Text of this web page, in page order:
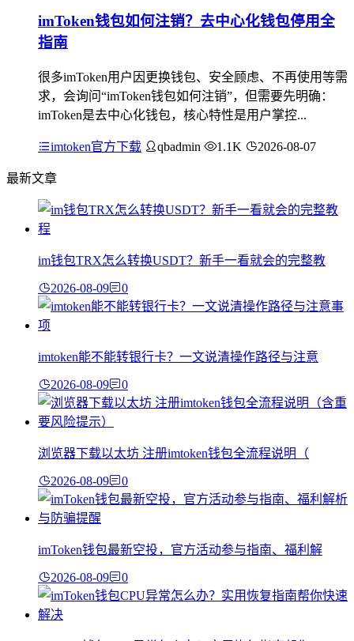
imToken钱包如何注销？去中心化钱包停用全
指南
很多imToken用户因更换钱包、安全顾虑、不再使用等需
求，会询问“imToken钱包如何注销”，但需要先明确：
imToken是去中心化钱包，核心特性是用户掌控...
imtoken官方下载 qbadmin 1.1K 2026-08-07
最新文章
im钱包TRX怎么转换USDT？新手一看就会的完整教
2026-08-09 0
imtoken能不能转银行卡？一文说清操作路径与注意
2026-08-09 0
浏览器下载以太坊 注册imtoken钱包全流程说明（
2026-08-09 0
imToken钱包最新空投，官方活动参与指南、福利解
2026-08-09 0